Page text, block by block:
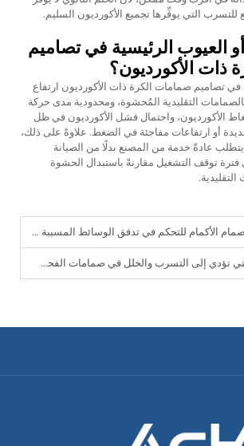
للتسرب التي يوفِّرها تجميع الأكورديون السليم.
العيوب الرئيسية في تصاميم
ذات الأكورديون؟
في تصاميم صمامات الكرة ذات الأكورديون ارتفاع
بالصمامات التقليدية المُحشوة، ومحدودية مدى حركة
الأكورديون، واحتمال فشل الأكورديون في ظل
أو ارتفاعات مفاجئة في الضغط. علاوةً على ذلك،
عادةً خدمة من المصنع بدلًا من الصيانة
فترة توقف التشغيل مقارنةً باستبدال الحشوة
الأكمام للتحكم في تدفق الوسائط المسببة للتآكل؟
تؤدي إلى التسرب والخلل في صمامات الفحص الصناعية؟